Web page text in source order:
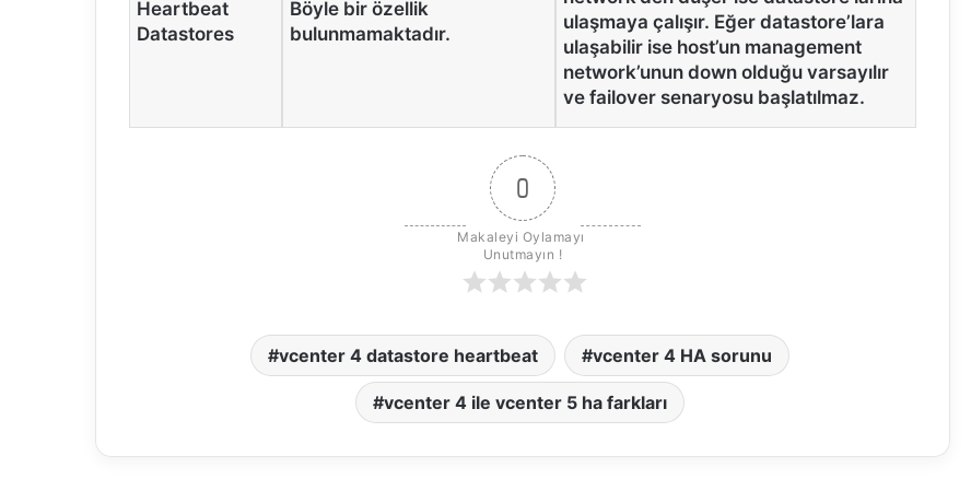
Heartbeat
Datastores
Böyle bir özellik
bulunmamaktadır.
ulaşmaya çalışır. Eğer datastore’lara
ulaşabilir ise host’un management
network’unun down olduğu varsayılır
ve failover senaryosu başlatılmaz.
0
Makaleyi Oylamayı
Unutmayın !
vcenter 4 datastore heartbeat vcenter 4 HA sorunu
vcenter 4 ile vcenter 5 ha farkları